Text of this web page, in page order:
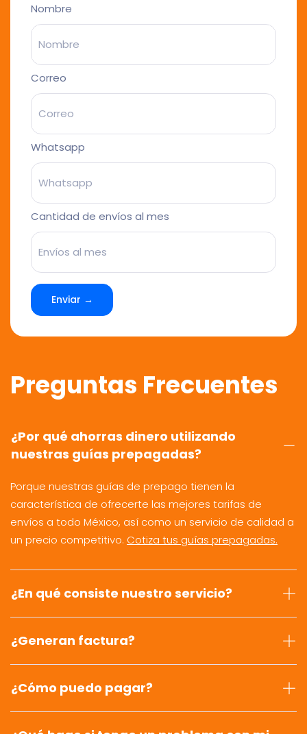
Nombre
Correo
Whatsapp
Cantidad de envíos al mes
Enviar →
Preguntas Frecuentes
¿Por qué ahorras dinero utilizando
nuestras guías prepagadas?
Porque nuestras guías de prepago tienen la
característica de ofrecerte las mejores tarifas de
envíos a todo México, así como un servicio de calidad a
un precio competitivo. Cotiza tus guías prepagadas.
¿En qué consiste nuestro servicio?
¿Generan factura?
¿Cómo puedo pagar?